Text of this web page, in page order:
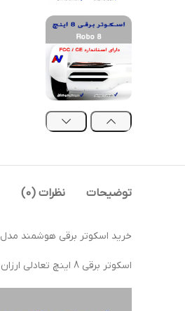
توضیحات نظرات (0)
خرید اسکوتر برقی هوشمند مدل ROBO 8 اصلی با پوسته ضد ضربه و چرخ 8 اینچ با لاستیک گوشتی با کیفیت در فروشگاه آسیاوند.
اسکوتر برقی 8 اینچ تعادلی ارزان مدل Robo 8 Smart balance wheel مجهز به سیستم خود تعادل، چراغ های ال ای دی پر نور، قابلیت اتصال به تلفن همراه و پخش موسیقی.